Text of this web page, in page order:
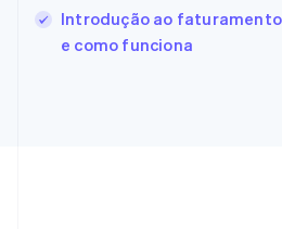
Introdução ao
e como funciona
EnglishSvenska
França